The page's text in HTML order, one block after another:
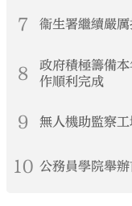
7 衞生署繼續嚴
8
政府積極籌備
作順利完成
9 無人機助監察
10 公務員學院舉辦